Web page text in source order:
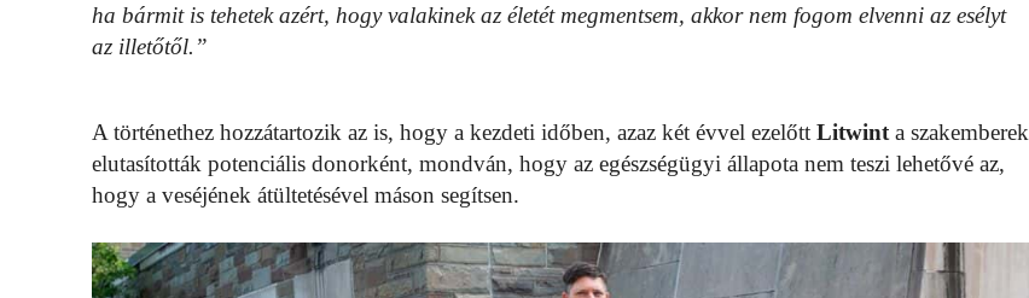
ha bármit is tehetek azért, hogy valakinek az életét megmentsem, akkor nem fogom elvenni az esélyt
az illetőtől.”
A történethez hozzátartozik az is, hogy a kezdeti időben, azaz két évvel ezelőtt Litwint a szakemberek
elutasították potenciális donorként, mondván, hogy az egészségügyi állapota nem teszi lehetővé az,
hogy a veséjének átültetésével máson segítsen.